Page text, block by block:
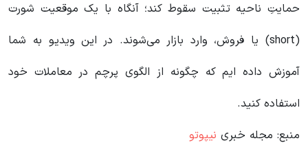
حمایتِ ناحیه تثبیت سقوط کند؛ آنگاه با یک موقعیت شورت
(short) یا فروش، وارد بازار می‌شوند. در این ویدیو به شما
آموزش داده ایم که چگونه از الگوی پرچم در معاملات خود
استفاده کنید.
منبع: مجله خبری نیپوتو